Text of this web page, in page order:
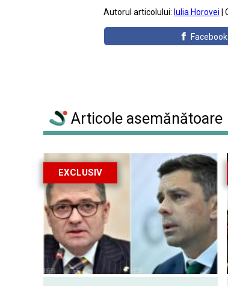
Autorul articolului: Iulia Horovei |
Facebook
Articole asemănătoare
EXCLUSIV